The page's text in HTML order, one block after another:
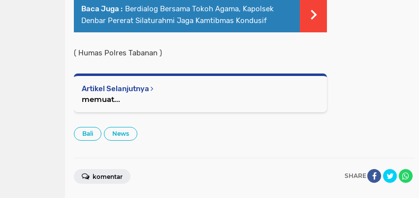
Baca Juga : Berdialog Bersama Tokoh Agama, Kapolsek
Denbar Pererat Silaturahmi Jaga Kamtibmas Kondusif
( Humas Polres Tabanan )
Artikel Selanjutnya
memuat...
Bali News
SHARE
komentar